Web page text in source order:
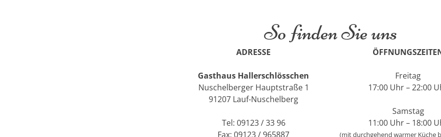
So finden Sie uns
ADRESSE
Gasthaus Hallerschlösschen
Nuschelberger Hauptstraße 1
91207 Lauf-Nuschelberg
Tel: 09123 / 33 96
Fax: 09123 / 965887
Freitag
17:00 Uhr – 22:00
Samstag
11:00 Uhr – 18:00
(mit durchgehend warmer Küche